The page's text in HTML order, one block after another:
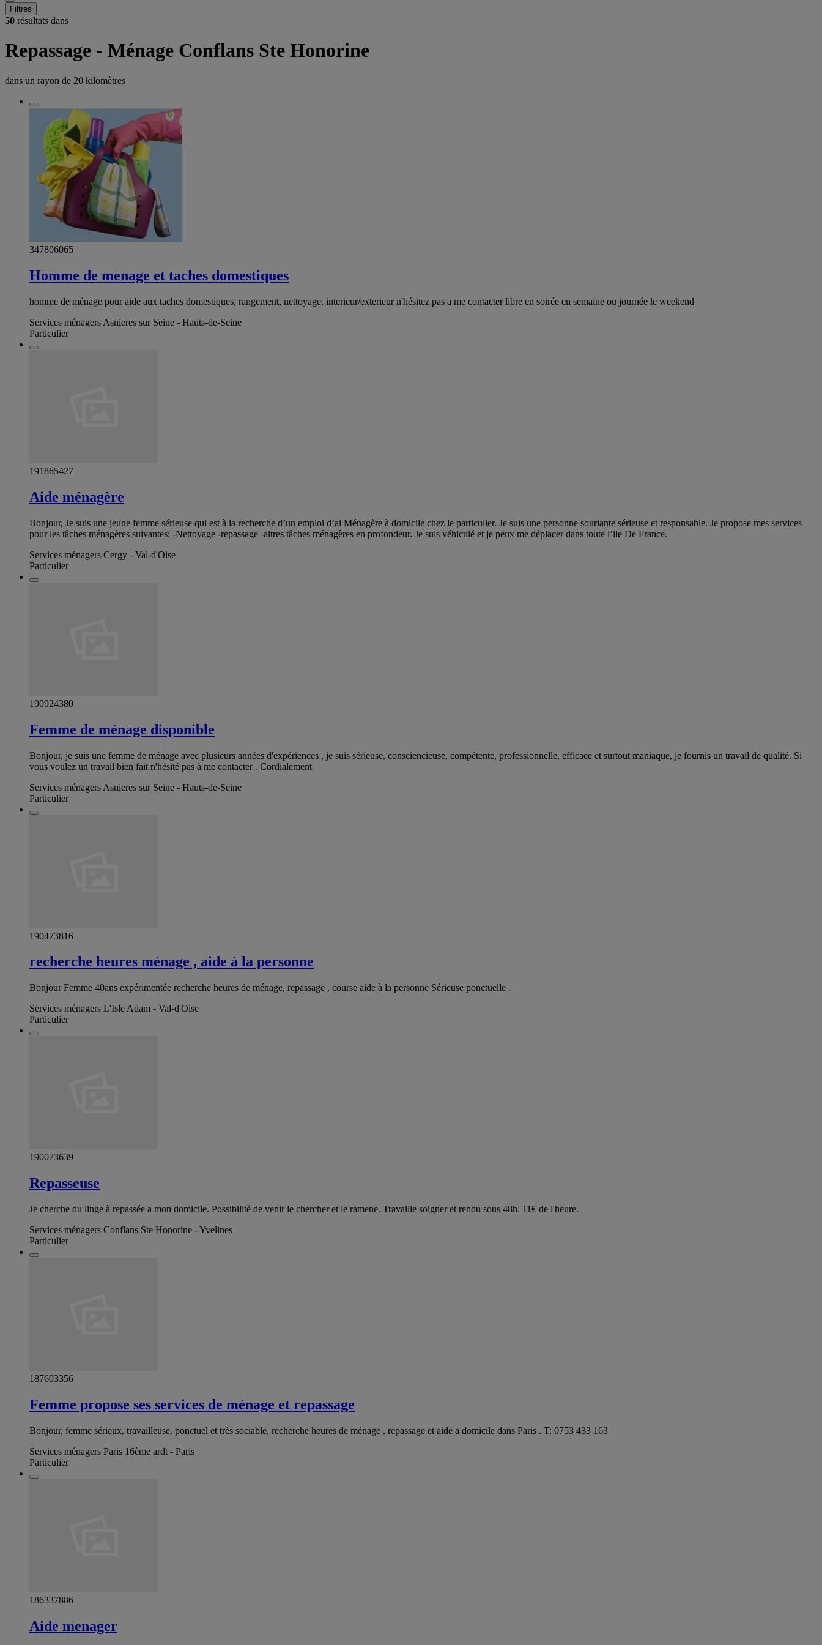
Filtres
50 résultats dans
Repassage - Ménage Conflans Ste Honorine
dans un rayon de 20 kilomètres
347806065
Homme de menage et taches domestiques
homme de ménage pour aide aux taches domestiques, rangement, nettoyage. interieur/exterieur n'hésitez pas a me contacter libre en soirée en semaine ou journée le weekend
Services ménagers Asnieres sur Seine - Hauts-de-Seine
Particulier
191865427
Aide ménagère
Bonjour, Je suis une jeune femme sérieuse qui est à la recherche d’un emploi d’ai Ménagère à domicile chez le particulier. Je suis une personne souriante sérieuse et responsable. Je propose mes services
pour les tâches ménagères suivantes: -Nettoyage -repassage -aitres tâches ménagères en profondeur. Je suis véhiculé et je peux me déplacer dans toute l’ile De France.
Services ménagers Cergy - Val-d'Oise
Particulier
190924380
Femme de ménage disponible
Bonjour, je suis une femme de ménage avec plusieurs années d'expériences , je suis sérieuse, consciencieuse, compétente, professionnelle, efficace et surtout maniaque, je fournis un travail de qualité. Si
vous voulez un travail bien fait n'hésité pas à me contacter . Cordialement
Services ménagers Asnieres sur Seine - Hauts-de-Seine
Particulier
190473816
recherche heures ménage , aide à la personne
Bonjour Femme 40ans expérimentée recherche heures de ménage, repassage , course aide à la personne Sérieuse ponctuelle .
Services ménagers L'Isle Adam - Val-d'Oise
Particulier
190073639
Repasseuse
Je cherche du linge à repassée a mon domicile. Possibilité de venir le chercher et le ramene. Travaille soigner et rendu sous 48h. 11€ de l'heure.
Services ménagers Conflans Ste Honorine - Yvelines
Particulier
187603356
Femme propose ses services de ménage et repassage
Bonjour, femme sérieux, travailleuse, ponctuel et très sociable, recherche heures de ménage , repassage et aide a domicile dans Paris . T: 0753 433 163
Services ménagers Paris 16ème ardt - Paris
Particulier
186337886
Aide menager